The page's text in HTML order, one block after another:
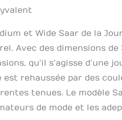
chaussures sur le
ville, que vous alliez au
vous allez adorer la
escarpins fantaisie
décontracté et un joli t-
tenue tendance. Styles
d'escarpins comprend
confort et le style. Si
ouverts, les talons
et Wide Saar de la
Avec des dimensions de
qu’il s’agisse d’une
est rehaussée par des
tenues. Le modèle
de mode et les